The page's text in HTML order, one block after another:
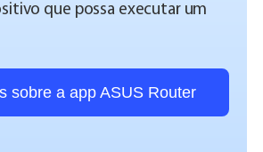
que possa executar um
sobre a app ASUS Router